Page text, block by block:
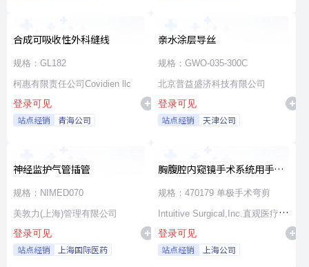
合成可吸收性外科缝线
规格：GL182
柯惠有限责任公司Covidien llc
登录可见
站点经销 青海公司
亲水涂层导丝
规格：GWO-035-300C
北京普益盛济科技有限公司
登录可见
站点经销 天津公司
神经监护气管插管
规格：NIMED070
美敦力(上海)管理有限公司
登录可见
站点经销 上海国际医药
胸腹腔内窥镜手术系统用手术
器械
规格：470179 单极手术弯剪
Intuitive Surgical,Inc.直观医疗公
司
登录可见
站点经销 上海公司